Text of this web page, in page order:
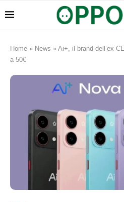
Home » News » Ai+, il brand dell’ex
a 50€